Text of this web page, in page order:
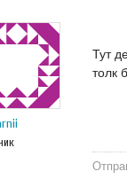
Тут
толк